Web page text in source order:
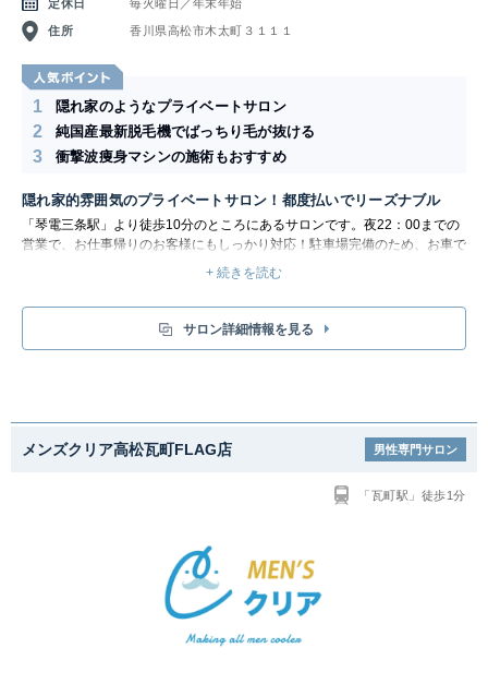
定休日
毎火曜日／年末年始
住所 香川県高松市木太町３１１１
1 隠れ家のようなプライベートサロン
2 純国産最新脱毛機でばっちり毛が抜ける
3 衝撃波痩身マシンの施術もおすすめ
隠れ家的雰囲気のプライベートサロン！都度払いでリーズナブル
「琴電三条駅」より徒歩10分のところにあるサロンです。夜22：00までの
営業で、お仕事帰りのお客様にもしっかり対応！駐車場完備のため、お車で
のアクセスにも便利です。「他店で効果が感じられなかった…」というお客
脱毛プランは、1回ごとの都度払いになっています。気になるヒゲだけ施術
したい等、お客様のご希望に合わせて自由に選択可能！ぜひお気軽に試して
+ 続きを読む
サロン詳細情報を見る
メンズクリア高松瓦町FLAG店 男性専門サロン
「瓦町駅」徒歩1分